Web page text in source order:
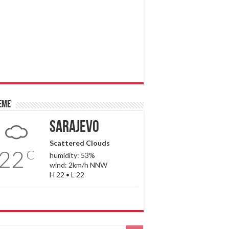
C
Sarajevo
Scattered Clouds
humidity: 53%
wind: 2km/h NNW
H 22 • L 22